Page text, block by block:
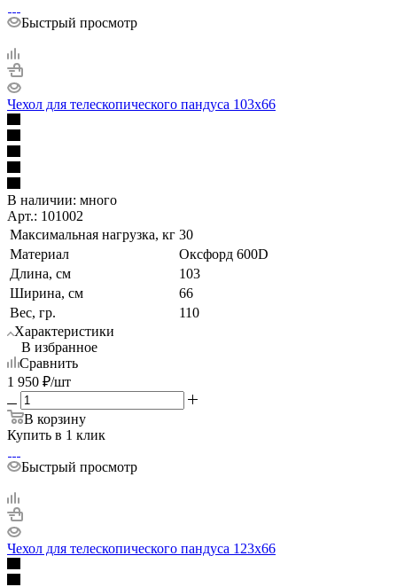
Быстрый просмотр
Чехол для телескопического пандуса 103x66
В наличии: много
Арт.: 101002
Максимальная нагрузка, кг 30
Материал
Оксфорд 600D
Длина, см
103
Ширина, см
66
Вес, гр.
110
Характеристики
В избранное
Сравнить
1 950 ₽/шт
В корзину
Купить в 1 клик
Быстрый просмотр
Чехол для телескопического пандуса 123x66